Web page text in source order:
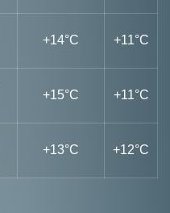
+14°C +11°C
+15°C +11°C
+13°C +12°C